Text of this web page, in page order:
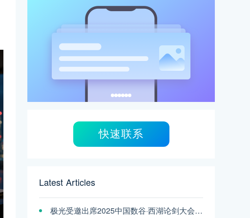
快速联系
Latest Articles
极光受邀出席2025中国数谷·西湖论剑大会——AI智能体应用与安全治理论坛